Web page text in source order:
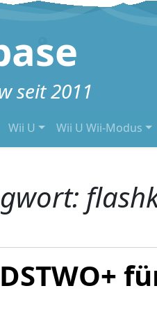
seit 2011
Wii U Wii U Wii-Modus